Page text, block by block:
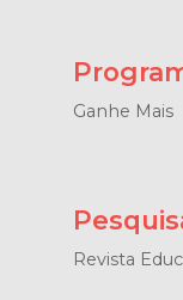
Ganhe Mais
Revista